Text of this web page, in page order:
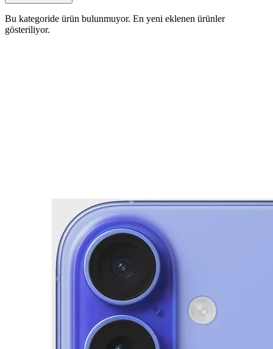
Bu kategoride ürün bulunmuyor. En yeni eklenen ürünler
gösteriliyor.